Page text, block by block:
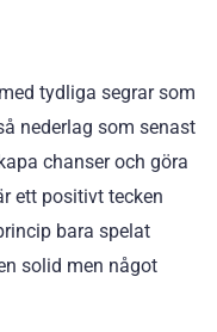
tydliga segrar som
nederlag som senast
chanser och göra
ett positivt tecken
bara spelat
solid men något